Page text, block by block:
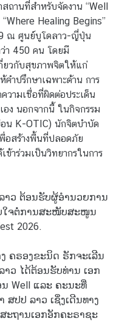
ถานที่สำหรับจัดงาน “Well
Healing Begins”
ณ ศูนย์บูโดลาว-ญี่ปุ่น
า 450 คน โดยมี
ยวกับสุขภาพจิตให้แก่
ำปรึกษาเฉพาะด้าน การ
วามเชื่อที่ผิดต่อประเด็น
อง นอกจากนี้ ในกิจกรรม
น K-OTIC) นักจิตบำบัด
พื่อสร้างพื้นที่ปลอดภัย
ข้าร่วมเป็นวิทยากรในการ
າວ ຕ້ອນຮັບຜູ້ອຳນວຍການ
ໃຈຕໍ່ການສະໜັບສະໜູນ
2026.
ຄຣອງຂະນິດ ຣັກຈະເລີນ
ວ ໄດ້ຕ້ອນຮັບທ່ານ ເອກ
Well ແລະ ຄະນະທີ່
ສປປ ລາວ ເຊິ່ງເດີນທາງ
ະຖານເອກອັກຄະຣາຊະ